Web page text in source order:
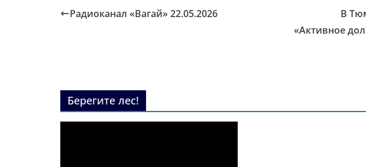
Радиоканал «Вагай» 22.05.2026
В
«Активное
Берегите лес!